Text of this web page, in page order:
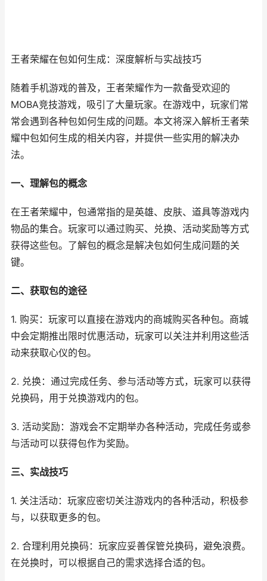
王者荣耀在包如何生成：深度解析与实战技巧
随着手机游戏的普及，王者荣耀作为一款备受欢迎的
MOBA竞技游戏，吸引了大量玩家。在游戏中，玩家们常
常会遇到各种包如何生成的问题。本文将深入解析王者荣
耀中包如何生成的相关内容，并提供一些实用的解决办
法。
一、理解包的概念
在王者荣耀中，包通常指的是英雄、皮肤、道具等游戏内
物品的集合。玩家可以通过购买、兑换、活动奖励等方式
获得这些包。了解包的概念是解决包如何生成问题的关
键。
二、获取包的途径
1. 购买：玩家可以直接在游戏内的商城购买各种包。商城
中会定期推出限时优惠活动，玩家可以关注并利用这些活
动来获取心仪的包。
2. 兑换：通过完成任务、参与活动等方式，玩家可以获得
兑换码，用于兑换游戏内的包。
3. 活动奖励：游戏会不定期举办各种活动，完成任务或参
与活动可以获得包作为奖励。
三、实战技巧
1. 关注活动：玩家应密切关注游戏内的各种活动，积极参
与，以获取更多的包。
2. 合理利用兑换码：玩家应妥善保管兑换码，避免浪费。
在兑换时，可以根据自己的需求选择合适的包。